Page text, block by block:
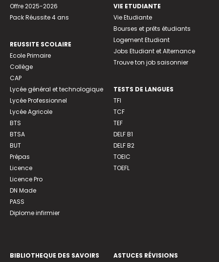
Offre 2025-2026
Pack Réussite 4 ans
REUSSITE SCOLAIRE
Ecole Primaire
Collège
CAP
Lycée général et technologique
Lycée Professionnel
Lycée Agricole
BTS
BTSA
BUT
Prépas
Licence
Licence Pro
DN Made
PASS
Diplome infirmier
VIE ETUDIANTE
Vie Etudiante
Bourses et prêts étudiants
Logement Etudiant
Jobs Etudiant et Alternance
Trouve ton job saisonnier
TESTS DE LANGUES
TFI
TCF
TEF
DELF B1
DELF B2
TOEIC
TOEFL
BIBLIOTHEQUE DES SAVOIRS
ASTUCES RÉVISIONS